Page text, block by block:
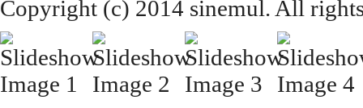
Copyright (c) 2014 sinemul. All